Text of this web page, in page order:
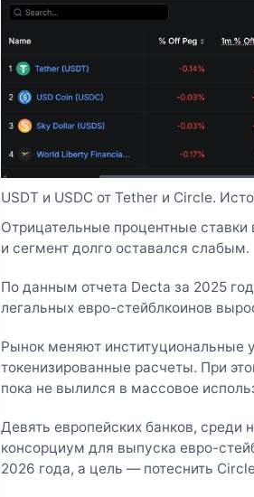
USDT и USDC от Tether и Circle.
Отрицательные процентные
и сегмент долго оставался слабым.
По данным отчета Decta за 2025
легальных евро-стейблкоинов
Рынок меняют институциональные
токенизированные расчеты. При
пока не вылился в массовое
Девять европейских банков, среди
консорциум для выпуска евро-
2026 года, а цель — потеснить